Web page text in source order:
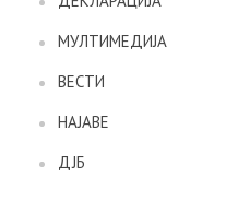
МУЛТИМЕДИЈА
ВЕСТИ
НАЈАВЕ
ДЈБ